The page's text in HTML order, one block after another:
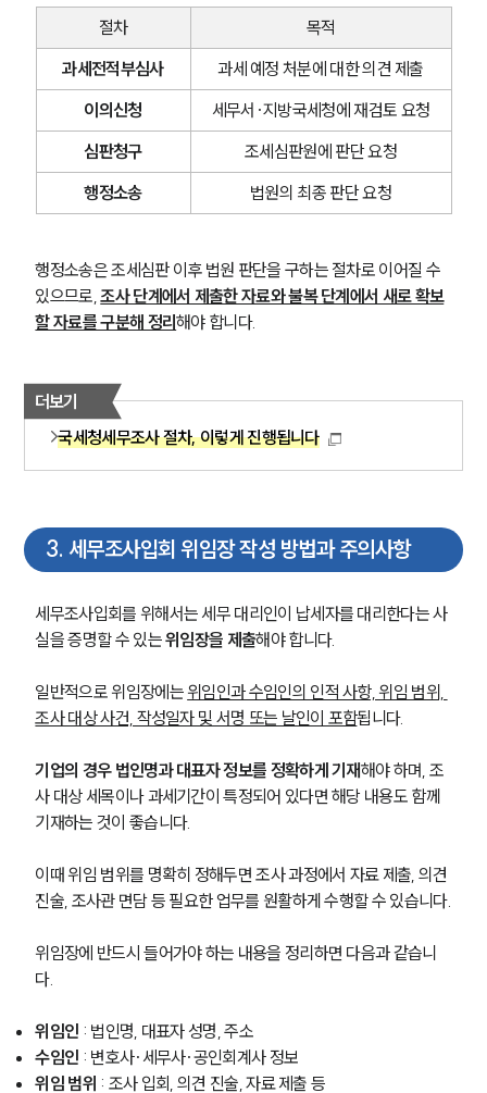
SERVICES
전체
PROFESSIONALS
ABOUT
그룹소개
대륜의 강점
기업의뢰인을 위한 장점
오시는 길
글로벌 파트너 로펌
고객의 소리
AI대륜
INSIGHT
주요 업무사례
기업 인사이트
절차
목적
과세전적부심사
과세 예정 처분에 대한 의견 제출
이의신청
세무서·지방국세청에 재검토 요청
심판청구
조세심판원에 판단 요청
행정소송
법원의 최종 판단 요청
행정소송은 조세심판 이후 법원 판단을 구하는 절차로 이어질 수
있으므로, 조사 단계에서 제출한 자료와 불복 단계에서 새로 확보
할 자료를 구분해 정리해야 합니다.
더보기
국세청세무조사 절차, 이렇게 진행됩니다
3. 세무조사입회 위임장 작성 방법과 주의사항
세무조사입회를 위해서는 세무 대리인이 납세자를 대리한다는 사
실을 증명할 수 있는 위임장을 제출해야 합니다.
일반적으로 위임장에는 위임인과 수임인의 인적 사항, 위임 범위,
조사 대상 사건, 작성일자 및 서명 또는 날인이 포함됩니다.
기업의 경우 법인명과 대표자 정보를 정확하게 기재해야 하며, 조
사 대상 세목이나 과세기간이 특정되어 있다면 해당 내용도 함께
기재하는 것이 좋습니다.
이때 위임 범위를 명확히 정해두면 조사 과정에서 자료 제출, 의견
진술, 조사관 면담 등 필요한 업무를 원활하게 수행할 수 있습니다.
위임장에 반드시 들어가야 하는 내용을 정리하면 다음과 같습니
다.
위임인 : 법인명, 대표자 성명, 주소
수임인 : 변호사·세무사·공인회계사 정보
위임 범위 : 조사 입회, 의견 진술, 자료 제출 등